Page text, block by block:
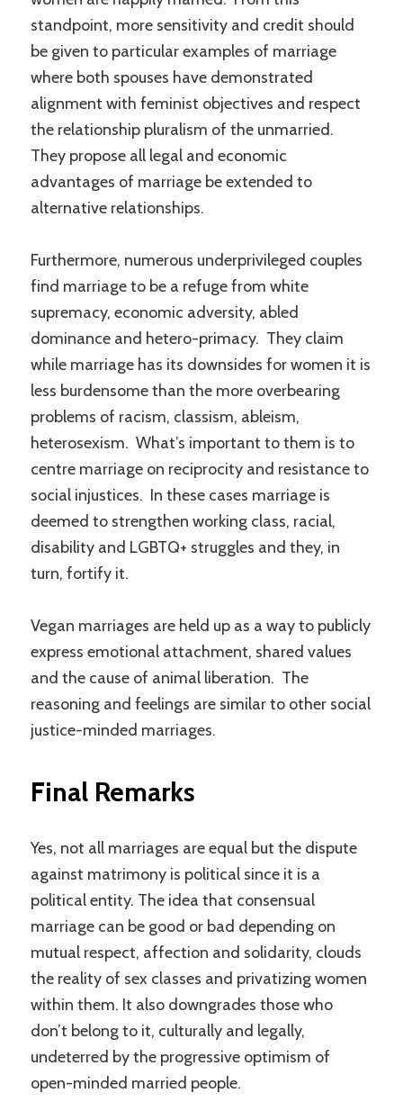
standpoint, more sensitivity and credit should
be given to particular examples of marriage
where both spouses have demonstrated
alignment with feminist objectives and respect
the relationship pluralism of the unmarried.
They propose all legal and economic
advantages of marriage be extended to
alternative relationships.
Furthermore, numerous underprivileged couples
find marriage to be a refuge from white
supremacy, economic adversity, abled
dominance and hetero-primacy. They claim
while marriage has its downsides for women it is
less burdensome than the more overbearing
problems of racism, classism, ableism,
heterosexism. What’s important to them is to
centre marriage on reciprocity and resistance to
social injustices. In these cases marriage is
deemed to strengthen working class, racial,
disability and LGBTQ+ struggles and they, in
turn, fortify it.
Vegan marriages are held up as a way to publicly
express emotional attachment, shared values
and the cause of animal liberation. The
reasoning and feelings are similar to other social
justice-minded marriages.
Final Remarks
Yes, not all marriages are equal but the dispute
against matrimony is political since it is a
political entity. The idea that consensual
marriage can be good or bad depending on
mutual respect, affection and solidarity, clouds
the reality of sex classes and privatizing women
within them. It also downgrades those who
don’t belong to it, culturally and legally,
undeterred by the progressive optimism of
open-minded married people.